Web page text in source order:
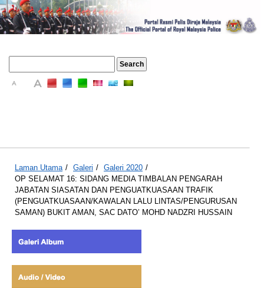
A A
Laman Utama / Galeri / Galeri 2020 /
OP SELAMAT 16: SIDANG MEDIA TIMBALAN PENGARAH
JABATAN SIASATAN DAN PENGUATKUASAAN TRAFIK
(PENGUATKUASAAN/KAWALAN LALU LINTAS/PENGURUSAN
SAMAN) BUKIT AMAN, SAC DATO’ MOHD NADZRI HUSSAIN